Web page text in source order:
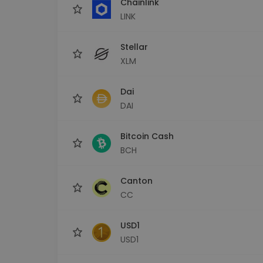
LINK
Stellar
XLM
Dai
DAI
Bitcoin Cash
BCH
Canton
CC
USD1
USD1